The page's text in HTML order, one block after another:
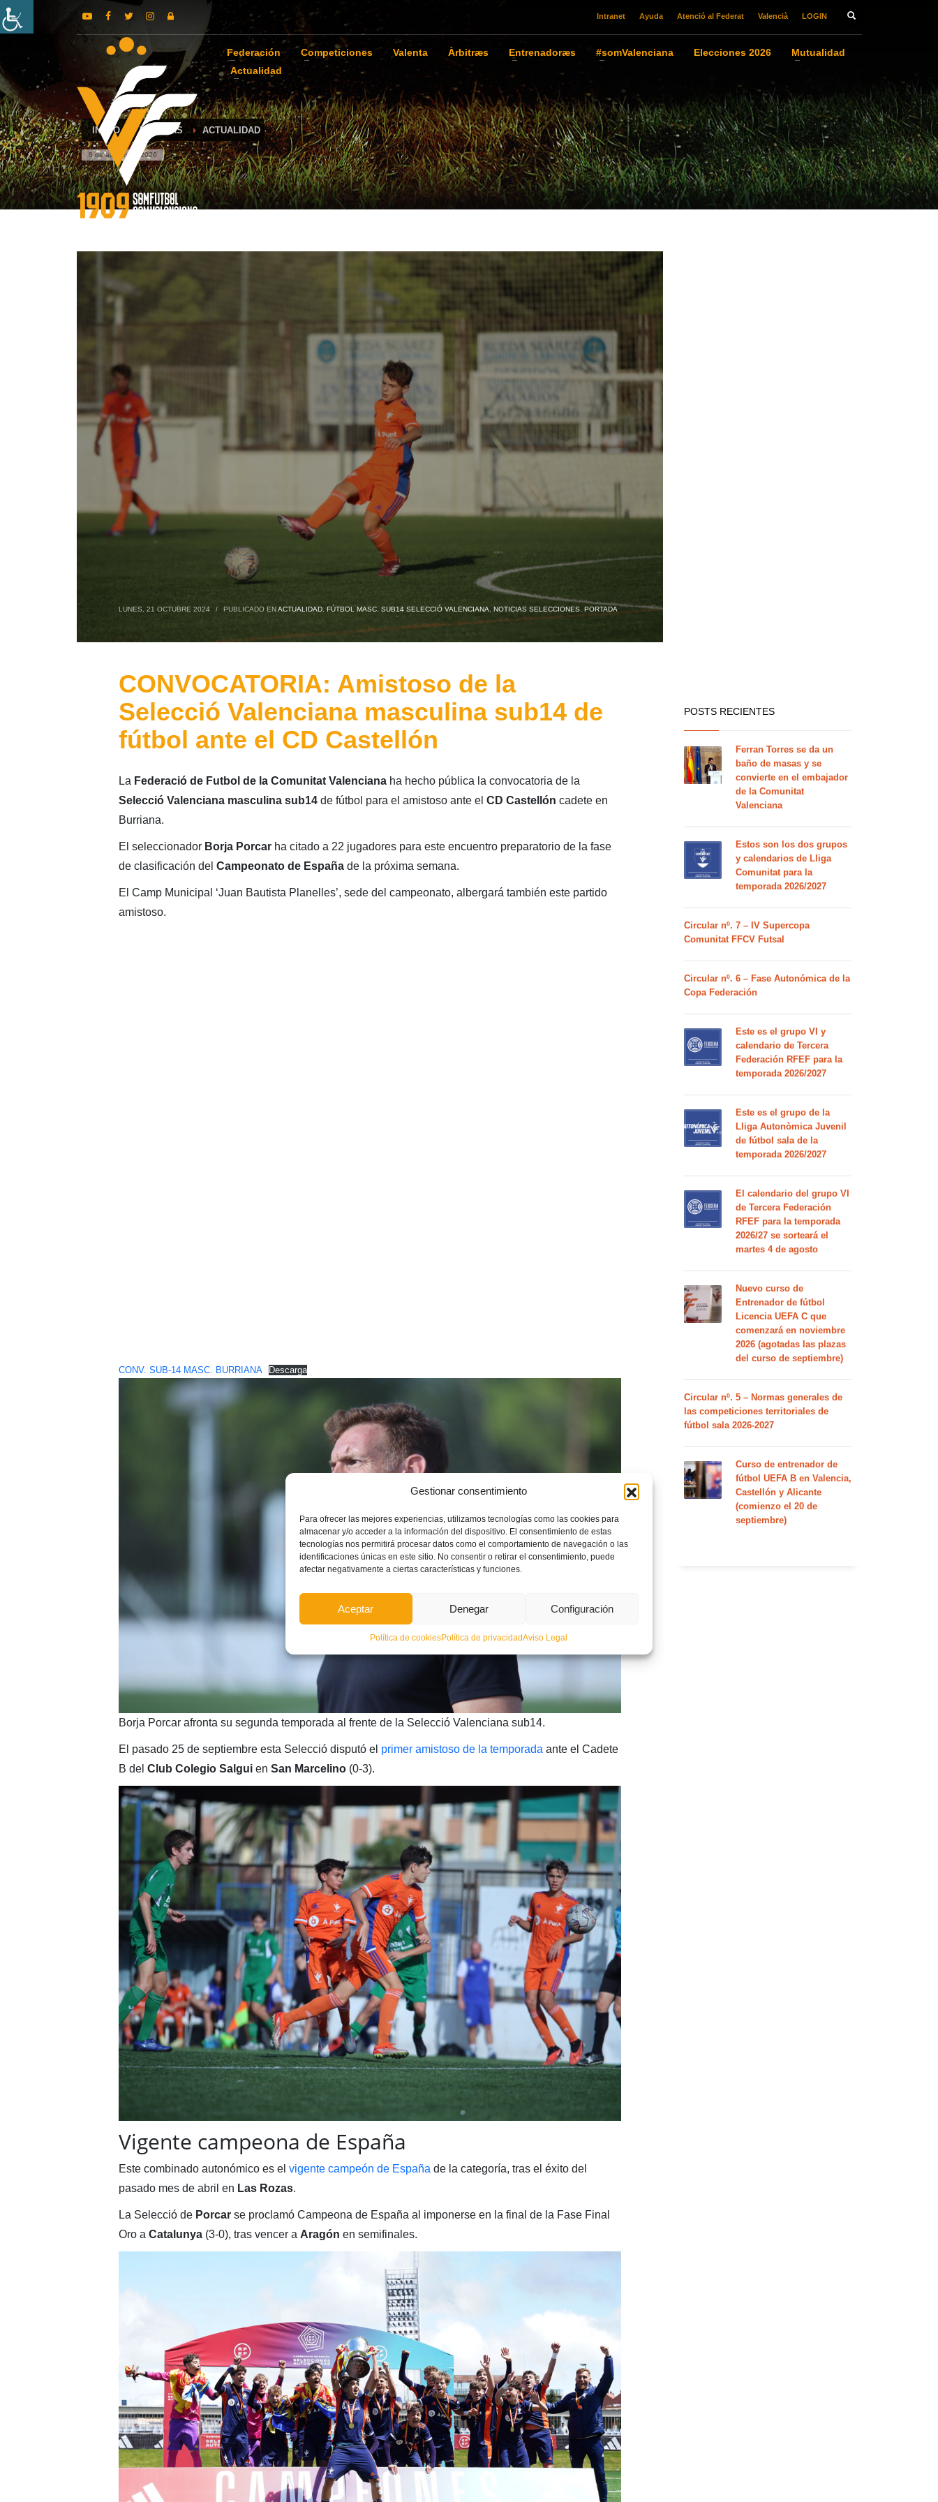
Gestionar consentimiento
Para ofrecer las mejores experiencias, utilizamos tecnologías como las cookies para
almacenar y/o acceder a la información del dispositivo. El consentimiento de estas
tecnologías nos permitirá procesar datos como el comportamiento de navegación o las
identificaciones únicas en este sitio. No consentir o retirar el consentimiento, puede
afectar negativamente a ciertas características y funciones.
Aceptar Denegar Configuración
Política de cookiesPolítica de privacidadAviso Legal
Intranet Ayuda Atenció al Federat Valencià LOGIN
Federación Competiciones Valenta Àrbitræs Entrenadoræs #somValenciana Elecciones 2026
Mutualidad
Actualidad
INICIO NOTICIAS ACTUALIDAD
8 de agosto de 2026
LUNES, 21 OCTUBRE 2024 / PUBLICADO ENACTUALIDAD, FÚTBOL MASC. SUB14 SELECCIÓ VALENCIANA NOTICIAS SELECCIONES, PORTADA
CONVOCATORIA: Amistoso de la
Selecció Valenciana masculina sub14 de
fútbol ante el CD Castellón
La Federació de Futbol de la Comunitat Valencianaha hecho pública la convocatoria de la
Selecció Valenciana masculina sub14de fútbol para el amistoso ante el CD Castellón cadete en
Burriana.
El seleccionador Borja Porcar ha citado a 22 jugadores para este encuentro preparatorio de la fase
de clasificación del Campeonato de España de la próxima semana.
El Camp Municipal ‘Juan Bautista Planelles’, sede del campeonato, albergará también este partido
amistoso.
CONV. SUB-14 MASC. BURRIANA Descarga
Borja Porcar afronta su segunda temporada al frente de la Selecció Valenciana sub14.
El pasado 25 de septiembre esta Selecció disputó el primer amistoso de la temporada ante el Cadete
B del Club Colegio Salgui en San Marcelino(0-3).
Vigente campeona de España
Este combinado autonómico es el vigente campeón de España de la categoría, tras el éxito del
pasado mes de abril en Las Rozas.
La Selecció de Porcarse proclamó Campeona de España al imponerse en la final de la Fase Final
Oro a Catalunya(3-0), tras vencer a Aragón en semifinales.
POSTS RECIENTES
Ferran Torres se da un
baño de masas y se
convierte en el embajador
de la Comunitat
Valenciana
Estos son los dos grupos
y calendarios de Lliga
Comunitat para la
temporada 2026/2027
Circular nº. 7 – IV Supercopa
Comunitat FFCV Futsal
Circular nº. 6 – Fase Autonómica de la
Copa Federación
Este es el grupo VI y
calendario de Tercera
Federación RFEF para la
temporada 2026/2027
Este es el grupo de la
Lliga Autonòmica Juvenil
de fútbol sala de la
temporada 2026/2027
El calendario del grupo VI
de Tercera Federación
RFEF para la temporada
2026/27 se sorteará el
martes 4 de agosto
Nuevo curso de
Entrenador de fútbol
Licencia UEFA C que
comenzará en noviembre
2026 (agotadas las plazas
del curso de septiembre)
Circular nº. 5 – Normas generales de
las competiciones territoriales de
fútbol sala 2026-2027
Curso de entrenador de
fútbol UEFA B en Valencia,
Castellón y Alicante
(comienzo el 20 de
septiembre)